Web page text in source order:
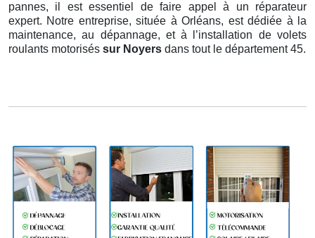
pannes, il est essentiel de faire appel à un réparateur
expert. Notre entreprise, située à Orléans, est dédiée à la
maintenance, au dépannage, et à l’installation de volets
roulants motorisés sur Noyers dans tout le département 45.